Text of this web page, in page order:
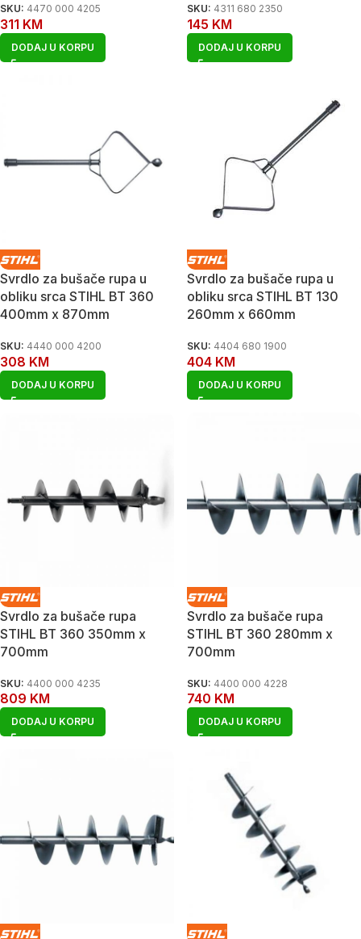
SKU: 4470 000 4205
311 KM
DODAJ U KORPU
SKU: 4311 680 2350
145 KM
DODAJ U KORPU
Svrdlo za bušače rupa u
obliku srca STIHL BT 360
400mm x 870mm
SKU: 4440 000 4200
308 KM
DODAJ U KORPU
Svrdlo za bušače rupa u
obliku srca STIHL BT 130
260mm x 660mm
SKU: 4404 680 1900
404 KM
DODAJ U KORPU
Svrdlo za bušače rupa
STIHL BT 360 350mm x
700mm
SKU: 4400 000 4235
809 KM
DODAJ U KORPU
Svrdlo za bušače rupa
STIHL BT 360 280mm x
700mm
SKU: 4400 000 4228
740 KM
DODAJ U KORPU